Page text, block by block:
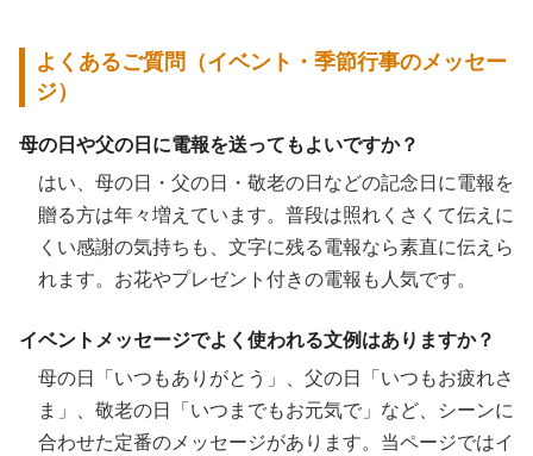
よくあるご質問（イベント・季節行事のメッセー
ジ）
母の日や父の日に電報を送ってもよいですか？
はい、母の日・父の日・敬老の日などの記念日に電報を
贈る方は年々増えています。普段は照れくさくて伝えに
くい感謝の気持ちも、文字に残る電報なら素直に伝えら
れます。お花やプレゼント付きの電報も人気です。
イベントメッセージでよく使われる文例はありますか？
母の日「いつもありがとう」、父の日「いつもお疲れさ
ま」、敬老の日「いつまでもお元気で」など、シーンに
合わせた定番のメッセージがあります。当ページではイ